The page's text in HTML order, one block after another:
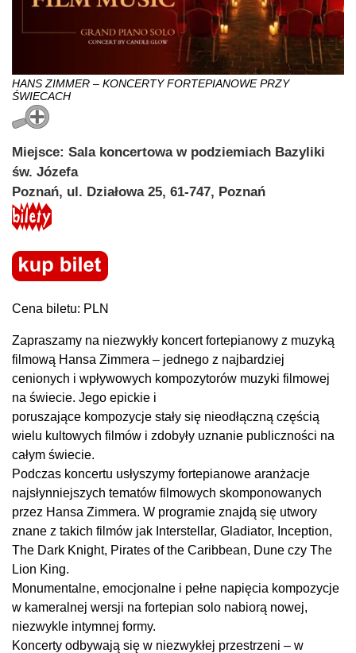
HANS ZIMMER – KONCERTY FORTEPIANOWE PRZY
ŚWIECACH
Miejsce: Sala koncertowa w podziemiach Bazyliki
św. Józefa
Poznań, ul. Działowa 25, 61-747, Poznań
Cena biletu: PLN
Zapraszamy na niezwykły koncert fortepianowy z muzyką
filmową Hansa Zimmera – jednego z najbardziej
cenionych i wpływowych kompozytorów muzyki filmowej
na świecie. Jego epickie i
poruszające kompozycje stały się nieodłączną częścią
wielu kultowych filmów i zdobyły uznanie publiczności na
całym świecie.
Podczas koncertu usłyszymy fortepianowe aranżacje
najsłynniejszych tematów filmowych skomponowanych
przez Hansa Zimmera. W programie znajdą się utwory
znane z takich filmów jak Interstellar, Gladiator, Inception,
The Dark Knight, Pirates of the Caribbean, Dune czy The
Lion King.
Monumentalne, emocjonalne i pełne napięcia kompozycje
w kameralnej wersji na fortepian solo nabiorą nowej,
niezwykle intymnej formy.
Koncerty odbywają się w niezwykłej przestrzeni – w